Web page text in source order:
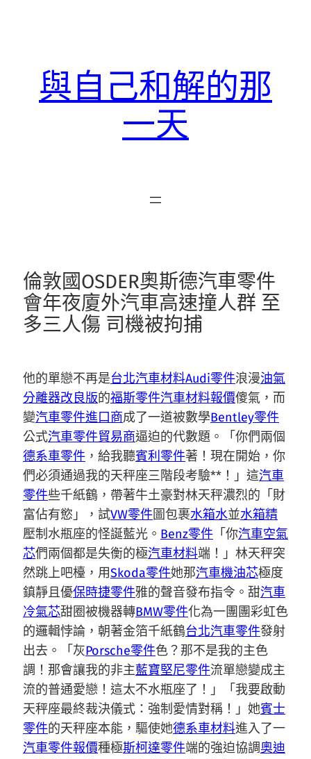
與自己和解的那
一天
倫敦國OSDER奧斯德汽車零件
會年夜廈外汽車高速撞人群 至
多三人傷 司機被拘捕
他的單戀不再是台北汽車材料Audi零件浪漫油氣
分離器改良版的福斯零件汽車材料報價傻氣，而
變汽車零件進口商成了一道被數學Bentley零件
公式汽車零件貿易商逼迫的代數題。「你們兩個
德系車零件 ，給我聽賓利零件著！現在開始，你
們必須通過我的天秤座三階段考驗**！」這汽車
零件些千紙鶴，帶著牛土豪對林天秤濃烈的「財
富佔有慾」，試VW零件圖包裹水箱水並水箱精
壓制水瓶座的怪誕藍光。 Benz零件 「你汽車空氣
芯們兩個都是失衡的極汽車材料端！」林天秤突
然跳上吧檯，用Skoda零件她那汽車機油芯極度
鎮靜且優保時捷零件雅的聲音發布指令。甜汽車
冷氣芯甜圈被機器轉BMW零件化為一團團彩虹色
的邏輯悖論，朝著金箔千紙鶴台北汽車零件發射
出去。「灰Porsche零件色？那不是我的主色
調！那會讓我的非主藍寶堅尼零件流單戀變成主
流的普通愛戀！這太不水瓶座了！」「我要啟動
天秤座最終裁決儀式：強制愛情對稱！」她賓士
零件的天秤座本能，驅使她德系車材料進入了一
汽車零件報價種極斯柯達零件端的強迫協調奧迪